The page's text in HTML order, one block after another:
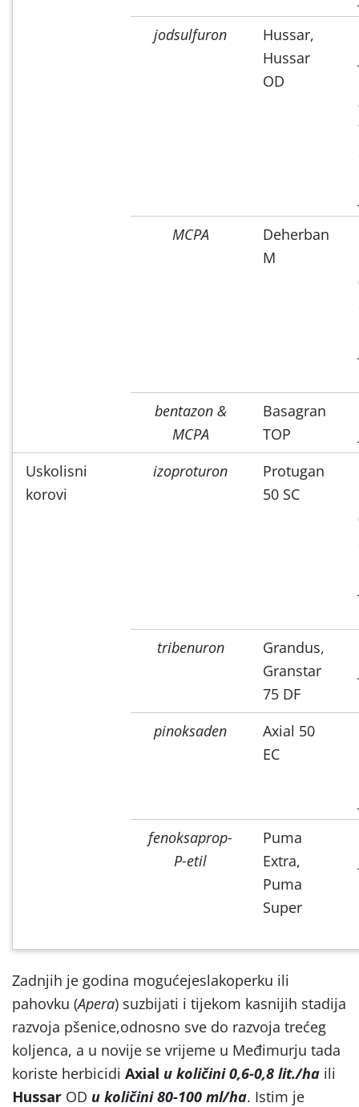
jodsulfuron
Hussar,
Hussar
OD
MCPA
Deherban
M
bentazon &
MCPA
Basagran
TOP
Uskolisni
korovi
izoproturon
Protugan
50 SC
tribenuron
Grandus,
Granstar
75 DF
pinoksaden
Axial 50
EC
fenoksaprop-
P-etil
Puma
Extra,
Puma
Super
Zadnjih je godina mogućejeslakoperku ili
pahovku (Apera) suzbijati i tijekom kasnijih stadija
razvoja pšenice,odnosno sve do razvoja trećeg
koljenca, a u novije se vrijeme u Međimurju tada
koriste herbicidi Axial u količini 0,6-0,8 lit./ha ili
Hussar OD u količini 80-100 ml/ha. Istim je